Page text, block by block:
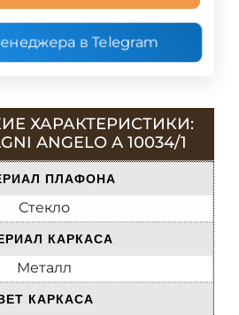
в Telegram
ХАРАКТЕРИСТИКИ:
ANGELO A 10034/1
ПЛАФОНА
Стекло
КАРКАСА
Металл
КАРКАСА